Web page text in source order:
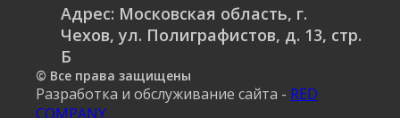
Адрес: Московская область, г.
Чехов, ул. Полиграфистов, д. 13, стр.
Б
© Все права защищены
Разработка и обслуживание сайта - RED
COMPANY